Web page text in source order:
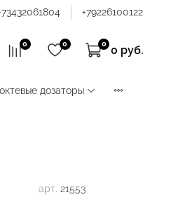
+79226100122
0 0 0
0 руб.
дозаторы
арт. 21553